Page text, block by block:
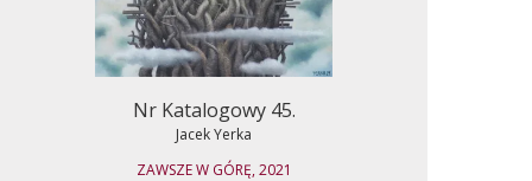
Nr Katalogowy 45.
Jacek Yerka
ZAWSZE W GÓRĘ, 2021